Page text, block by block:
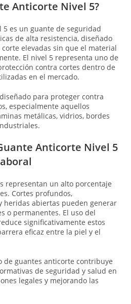
Anticorte Nivel 5?
es un guante de seguridad
de alta resistencia, diseñado
elevadas sin que el material
El nivel 5 representa uno de
contra cortes dentro de
en el mercado.
para proteger contra
especialmente aquellos
metálicas, vidrios, bordes
Anticorte Nivel 5
representan un alto porcentaje
Cortes profundos,
heridas abiertas pueden generar
o permanentes. El uso del
significativamente estos
eficaz entre la piel y el
de guantes anticorte contribuye
de seguridad y salud en
legales y mejorando las